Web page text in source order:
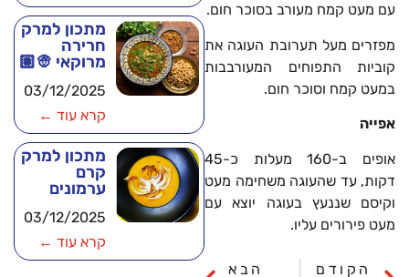
עם מעט קמח מעורב בסוכר חום.
מפזרים מעל תערובת העוגה את
קוביות התפוחים המעורבבות
במעט קמח וסוכר חום.
אפייה
אופים ב-160 מעלות כ-45
דקות, עד שהעוגה משחימה מעט
וקיסם שננעץ בעוגה יוצא עם
מעט פירורים עליו.
הקודם הבא
מתכון למרק
חרירה
מרוקאי 👳🏽
03/12/2025
קרא עוד ←
מתכון למרק
קרם
ערמונים
03/12/2025
קרא עוד ←